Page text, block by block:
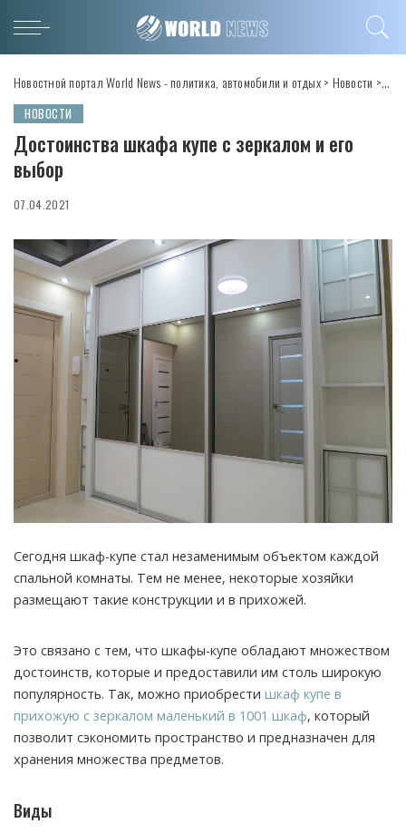
Новостной портал World News - политика, автомобили и отдых> Новости >
НОВОСТИ
Достоинства шкафа купе с зеркалом и его
выбор
07.04.2021
Сегодня шкаф-купе стал незаменимым объектом каждой
спальной комнаты. Тем не менее, некоторые хозяйки
размещают такие конструкции и в прихожей.
Это связано с тем, что шкафы-купе обладают множеством
достоинств, которые и предоставили им столь широкую
популярность. Так, можно приобрести шкаф купе в
прихожую с зеркалом маленький в 1001 шкаф, который
позволит сэкономить пространство и предназначен для
хранения множества предметов.
Виды